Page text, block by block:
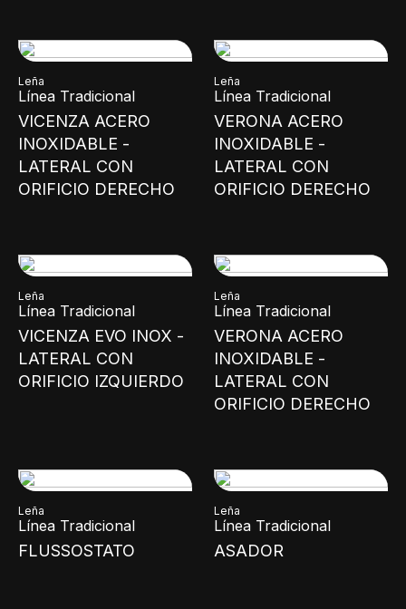
Leña
Línea Tradicional
VICENZA ACERO
INOXIDABLE -
LATERAL CON
ORIFICIO DERECHO
Leña
Línea Tradicional
VERONA ACERO
INOXIDABLE -
LATERAL CON
ORIFICIO DERECHO
Leña
Línea Tradicional
VICENZA EVO INOX -
LATERAL CON
ORIFICIO IZQUIERDO
Leña
Línea Tradicional
VERONA ACERO
INOXIDABLE -
LATERAL CON
ORIFICIO DERECHO
Leña
Línea Tradicional
FLUSSOSTATO
Leña
Línea Tradicional
ASADOR